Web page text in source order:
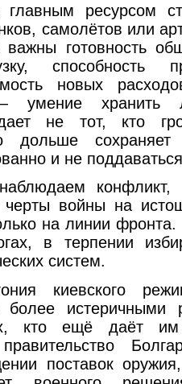
ресурсом
самолётов или
готовность
способность
новых
умение хранить
не тот, кто
дольше сохраняет
и не
конфликт,
черты войны на
на линии
в терпении
систем.
киевского
более истеричными
кто ещё даёт
поставок